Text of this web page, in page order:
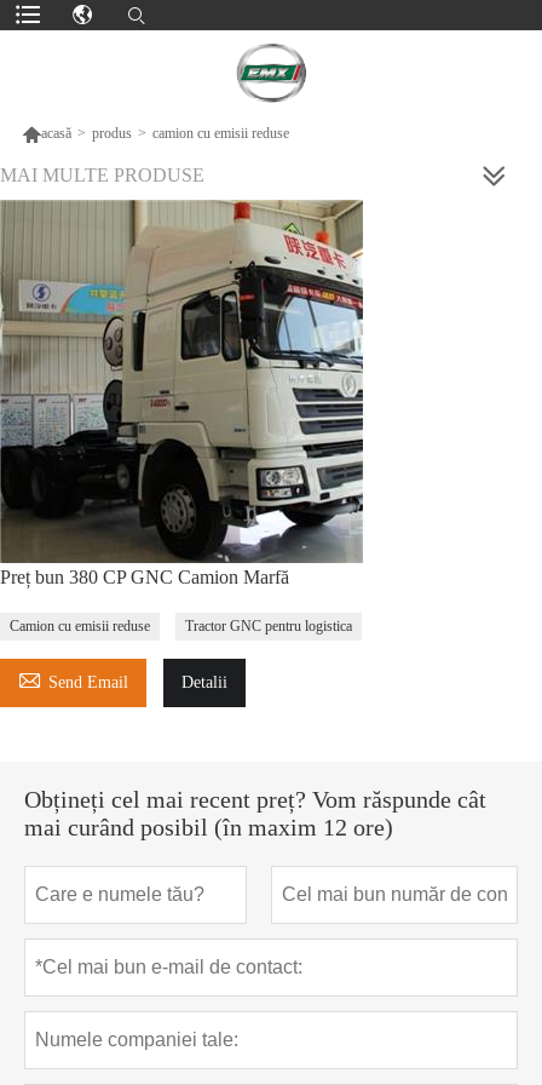
acasă > produs > camion cu emisii reduse
MAI MULTE PRODUSE
Preț bun 380 CP GNC Camion Marfă
Camion cu emisii reduse Tractor GNC pentru logistica
 Send Email Detalii
Obțineți cel mai recent preț? Vom răspunde cât
mai curând posibil (în maxim 12 ore)